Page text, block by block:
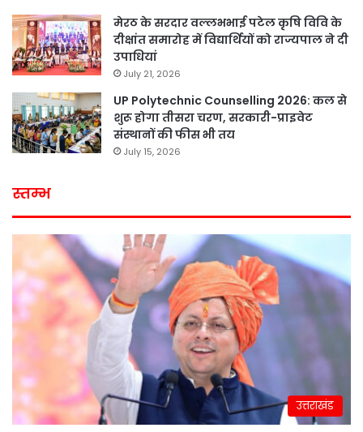
मेरठ के सरदार वल्लभभाई पटेल कृषि विवि के
दीक्षांत समारोह में विद्यार्थियों को राज्यपाल ने दी
उपाधियां
July 21, 2026
UP Polytechnic Counselling 2026: कल से
शुरू होगा तीसरा चरण, सरकारी-प्राइवेट
संस्थानों की फीस भी तय
July 15, 2026
स्तम्भ
उत्तराखंड